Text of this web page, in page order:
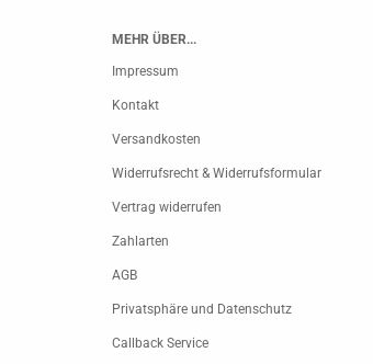
MEHR ÜBER...
Impressum
Kontakt
Versandkosten
Widerrufsrecht & Widerrufsformular
Vertrag widerrufen
Zahlarten
AGB
Privatsphäre und Datenschutz
Callback Service